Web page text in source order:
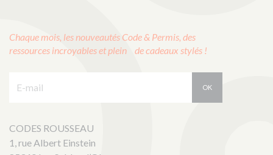
Chaque mois, les nouveautés Code & Permis, des
ressources incroyables et plein de cadeaux stylés !
OK
CODES ROUSSEAU
1, rue Albert Einstein